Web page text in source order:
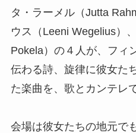
タ・ラーメル（Jutta
ウス（Leeni Wegelius）
Pokela）の４人が、フィ
伝わる詩、旋律に彼女た
た楽曲を、歌とカンテレ
会場は彼女たちの地元で